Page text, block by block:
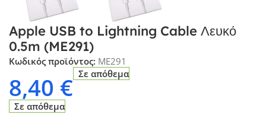
Apple USB to Lightning Cable Λευκό
0.5m (ME291)
Κωδικός προϊόντος: ME291
8,40 € Σε απόθεμα
Σε απόθεμα